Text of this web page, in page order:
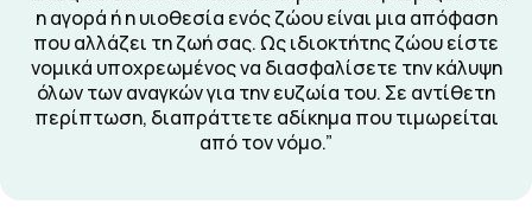
η αγορά ή η υιοθεσία ενός ζώου είναι μια απόφαση
που αλλάζει τη ζωή σας. Ως ιδιοκτήτης ζώου είστε
νομικά υποχρεωμένος να διασφαλίσετε την κάλυψη
όλων των αναγκών για την ευζωία του. Σε αντίθετη
περίπτωση, διαπράττετε αδίκημα που τιμωρείται
από τον νόμο.”